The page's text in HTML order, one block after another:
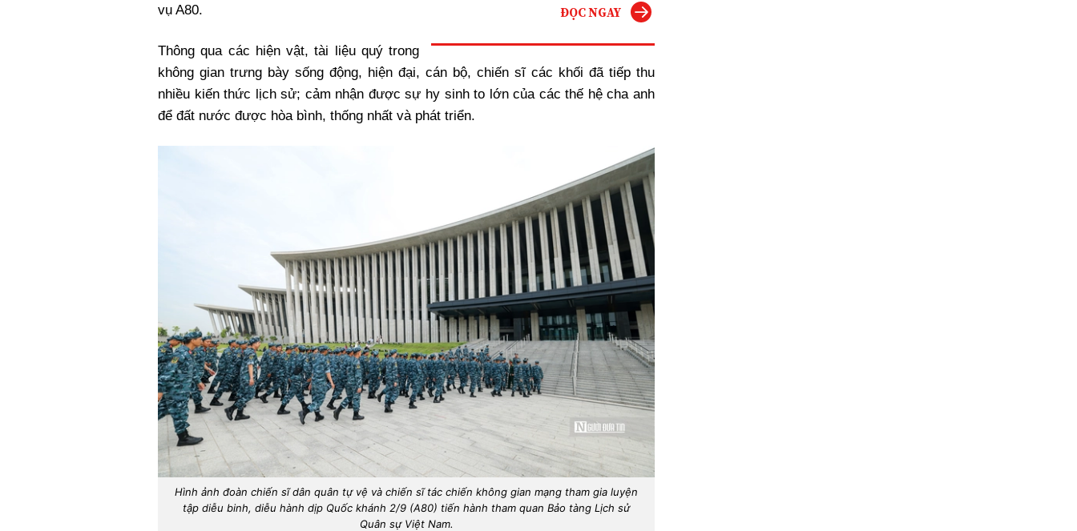
ĐỌC NGAY
vụ A80.
Thông qua các hiện vật, tài liệu quý trong
không gian trưng bày sống động, hiện đại, cán bộ, chiến sĩ các khối đã tiếp thu
nhiều kiến thức lịch sử; cảm nhận được sự hy sinh to lớn của các thế hệ cha anh
để đất nước được hòa bình, thống nhất và phát triển.
Hình ảnh đoàn chiến sĩ dân quân tự vệ và chiến sĩ tác chiến không gian mạng tham gia luyện
tập diễu binh, diễu hành dịp Quốc khánh 2/9 (A80) tiến hành tham quan Bảo tàng Lịch sử
Quân sự Việt Nam.